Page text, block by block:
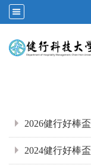
2026健行好棒盃
2024健行好棒盃